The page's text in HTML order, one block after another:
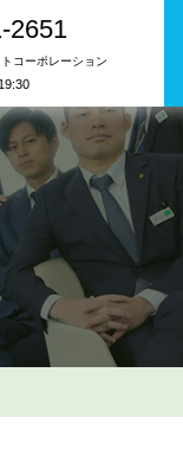
2651
コーポレーション